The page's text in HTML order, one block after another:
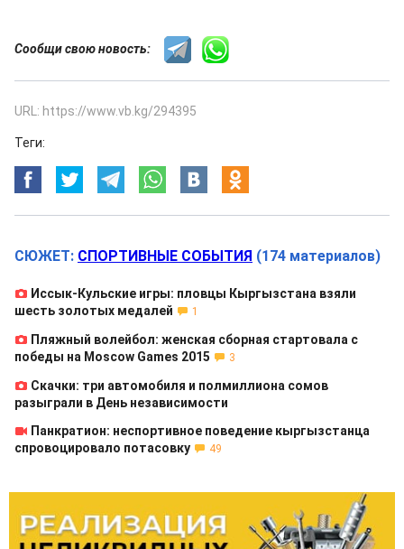
Сообщи свою новость:
URL: https://www.vb.kg/294395
Теги:
СЮЖЕТ: СПОРТИВНЫЕ СОБЫТИЯ (174 материалов)
Иссык-Кульские игры: пловцы Кыргызстана взяли
шесть золотых медалей
1
Пляжный волейбол: женская сборная стартовала с
победы на Moscow Games 2015
3
Скачки: три автомобиля и полмиллиона сомов
разыграли в День независимости
Панкратион: неспортивное поведение кыргызстанца
спровоцировало потасовку
49